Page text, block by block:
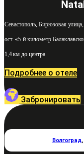
Севастополь, Бирюзовая
ост. «5-й километр
1,4 км до центра
Подробнее о отеле
Забронировать
Волгоград,